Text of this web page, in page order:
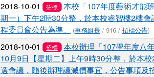
2018-10-01 招標
本校「107年度藝術才能
期一）下午2時30分整，於本校睿智樓2樓
程委員會公告為準。
(事務組長/ 916 / 招標公告)
2018-10-01 招標
本校辦理「107學年度八
10月9日【星期二】上午9時30分整，於本
選會議，隨後辦理議減價事宜，公告事項及